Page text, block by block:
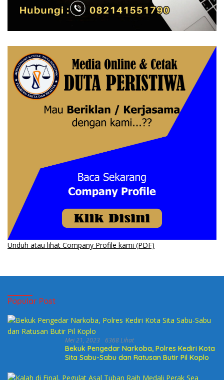
Unduh atau lihat Company Profile kami (PDF)
Popular Post
Mei 21, 2023 6368 Lihat
Bekuk Pengedar Narkoba, Polres Kediri Kota
Sita Sabu-Sabu dan Ratusan Butir Pil Koplo